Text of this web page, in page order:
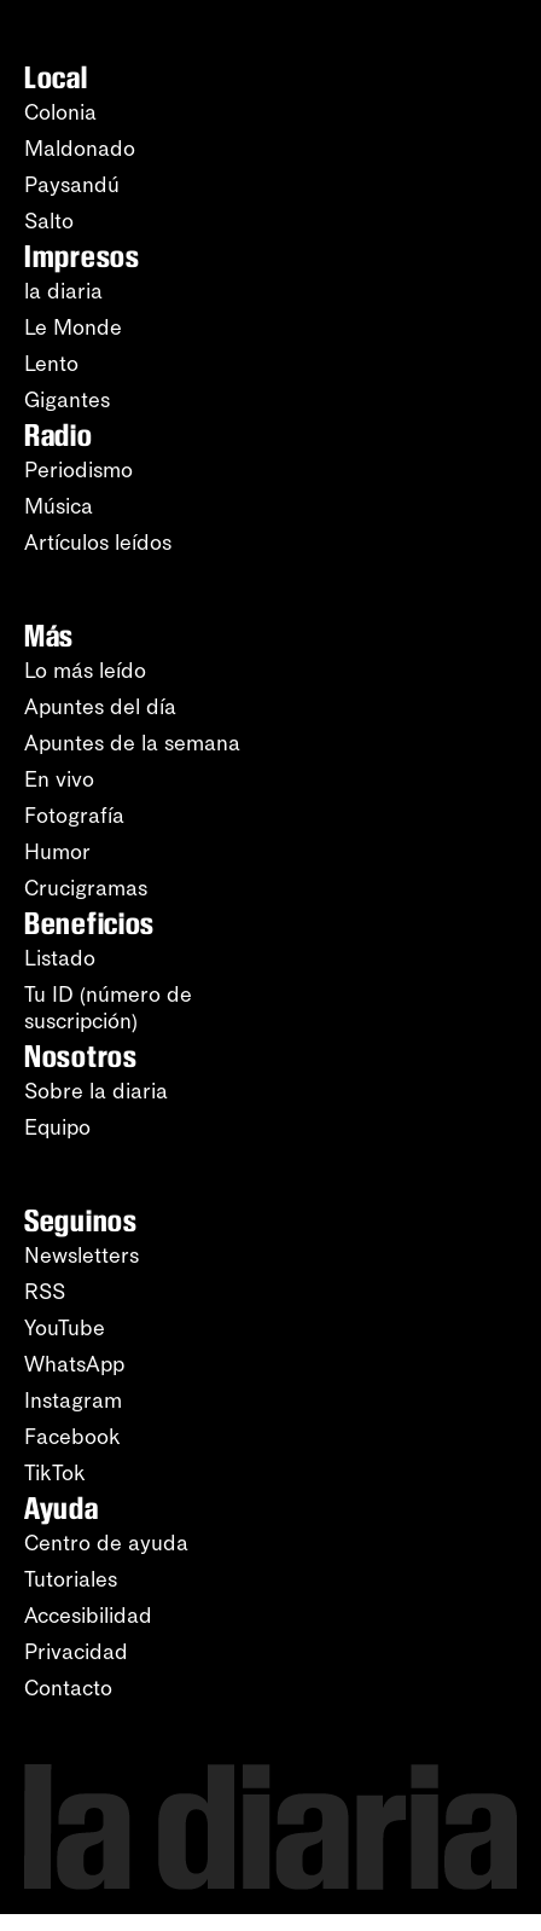
Local
Colonia
Maldonado
Paysandú
Salto
Impresos
la diaria
Le Monde
Lento
Gigantes
Radio
Periodismo
Música
Artículos leídos
Más
Lo más leído
Apuntes del día
Apuntes de la semana
En vivo
Fotografía
Humor
Crucigramas
Beneficios
Listado
Tu ID (número de
suscripción)
Nosotros
Sobre la diaria
Equipo
Seguinos
Newsletters
RSS
YouTube
WhatsApp
Instagram
Facebook
TikTok
Ayuda
Centro de ayuda
Tutoriales
Accesibilidad
Privacidad
Contacto